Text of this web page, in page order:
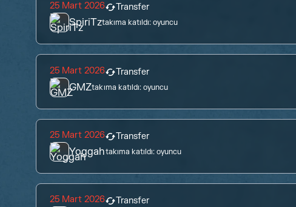
25 Mart 2026 Transfer
SpiriTztakıma katıldı:oyuncu
25 Mart 2026 Transfer
GMZtakıma katıldı: oyuncu
25 Mart 2026 Transfer
Yoggahtakıma katıldı:oyuncu
25 Mart 2026 Transfer